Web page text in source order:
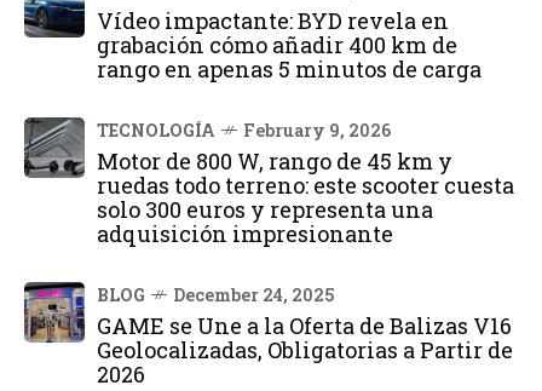
Vídeo impactante: BYD revela en
grabación cómo añadir 400 km de
rango en apenas 5 minutos de carga
TECNOLOGÍA February 9, 2026
Motor de 800 W, rango de 45 km y
ruedas todo terreno: este scooter cuesta
solo 300 euros y representa una
adquisición impresionante
BLOG December 24, 2025
GAME se Une a la Oferta de Balizas V16
Geolocalizadas, Obligatorias a Partir de
2026